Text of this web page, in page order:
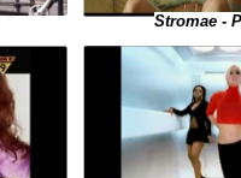
Stromae -